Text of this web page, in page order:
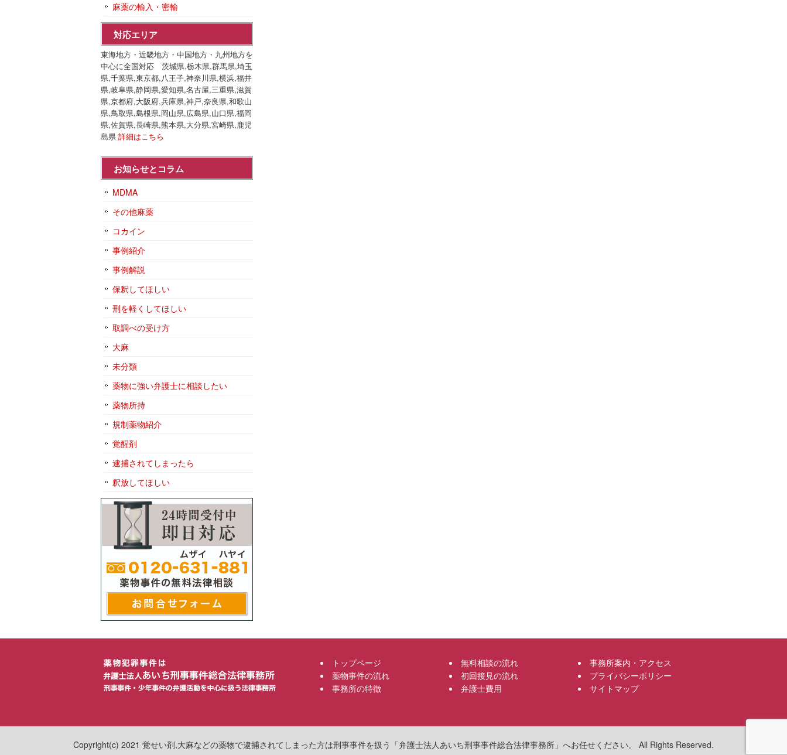
麻薬の輸入・密輸
対応エリア
東海地方・近畿地方・中国地方・九州地方を
中心に全国対応 茨城県,栃木県,群馬県,埼玉
県,千葉県,東京都,八王子,神奈川県,横浜,福井
県,岐阜県,静岡県,愛知県,名古屋,三重県,滋賀
県,京都府,大阪府,兵庫県,神戸,奈良県,和歌山
県,鳥取県,島根県,岡山県,広島県,山口県,福岡
県,佐賀県,長崎県,熊本県,大分県,宮崎県,鹿児
島県 詳細はこちら
お知らせとコラム
MDMA
その他麻薬
コカイン
事例紹介
事例解説
保釈してほしい
刑を軽くしてほしい
取調べの受け方
大麻
未分類
薬物に強い弁護士に相談したい
薬物所持
規制薬物紹介
覚醒剤
逮捕されてしまったら
釈放してほしい
トップページ
薬物事件の流れ
事務所の特徴
無料相談の流れ
初回接見の流れ
弁護士費用
事務所案内・アクセス
プライバシーポリシー
サイトマップ
Copyright(c) 2021 覚せい剤,大麻などの薬物で逮捕されてしまった方は刑事事件を扱う「弁護士法人あいち刑事事件総合法律事務所」へお任せください。 All Rights Reserved.